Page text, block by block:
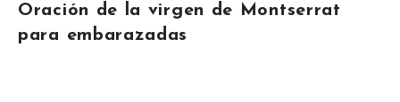
Oración de la virgen de Montserrat
para embarazadas